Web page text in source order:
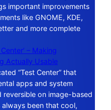
important improvements
like GNOME, KDE,
and more complete
– Making
Actually Usable
“Test Center” that
apps and system
reversible on image-based
always been that cool,